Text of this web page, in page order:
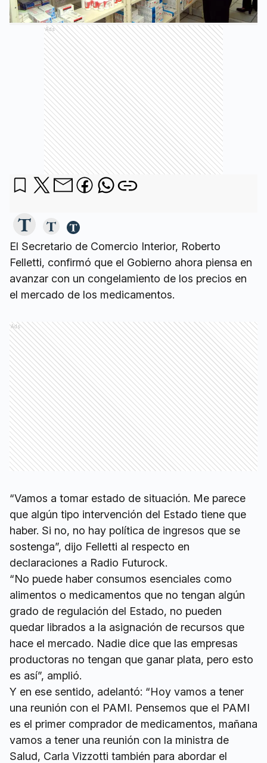
Ads
El Secretario de Comercio Interior, Roberto
Felletti, confirmó que el Gobierno ahora piensa en
avanzar con un congelamiento de los precios en
el mercado de los medicamentos.
Ads
“Vamos a tomar estado de situación. Me parece
que algún tipo intervención del Estado tiene que
haber. Si no, no hay política de ingresos que se
sostenga”, dijo Felletti al respecto en
declaraciones a Radio Futurock.
“No puede haber consumos esenciales como
alimentos o medicamentos que no tengan algún
grado de regulación del Estado, no pueden
quedar librados a la asignación de recursos que
hace el mercado. Nadie dice que las empresas
productoras no tengan que ganar plata, pero esto
es así”, amplió.
Y en ese sentido, adelantó: “Hoy vamos a tener
una reunión con el PAMI. Pensemos que el PAMI
es el primer comprador de medicamentos, mañana
vamos a tener una reunión con la ministra de
Salud, Carla Vizzotti también para abordar el